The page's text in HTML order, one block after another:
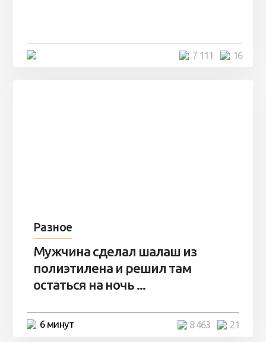
16
7 111
Разное
Мужчина сделал шалаш из
полиэтилена и решил там
остаться на ночь ...
6 минут 21
8 463